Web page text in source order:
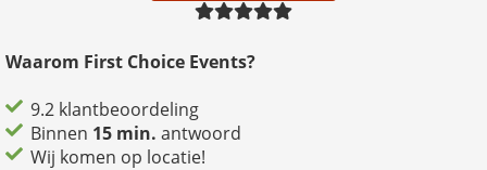
Waarom First Choice Events?
9.2 klantbeoordeling
Binnen 15 min. antwoord
Wij komen op locatie!